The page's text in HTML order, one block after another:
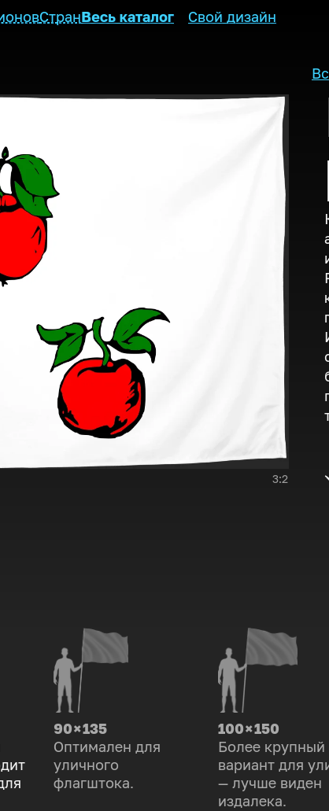
СтранВесь каталог Свой дизайн
3:2
90 × 135
Оптимален для
уличного
флагштока.
100 × 150
Более крупный
вариант для
— лучше виден
издалека.